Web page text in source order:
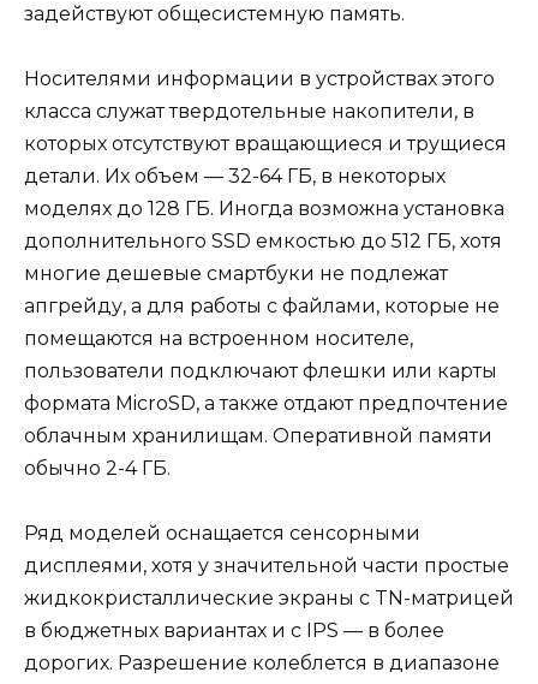
задействуют общесистемную память.
Носителями информации в устройствах этого
класса служат твердотельные накопители, в
которых отсутствуют вращающиеся и трущиеся
детали. Их объем — 32-64 ГБ, в некоторых
моделях до 128 ГБ. Иногда возможна установка
дополнительного SSD емкостью до 512 ГБ, хотя
многие дешевые смартбуки не подлежат
апгрейду, а для работы с файлами, которые не
помещаются на встроенном носителе,
пользователи подключают флешки или карты
формата MicroSD, а также отдают предпочтение
облачным хранилищам. Оперативной памяти
обычно 2-4 ГБ.
Ряд моделей оснащается сенсорными
дисплеями, хотя у значительной части простые
жидкокристаллические экраны с TN-матрицей
в бюджетных вариантах и с IPS — в более
дорогих. Разрешение колеблется в диапазоне